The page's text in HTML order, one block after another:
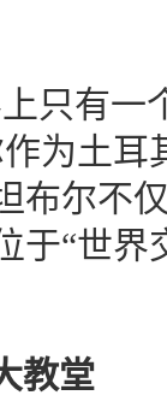
只有一
为土
布尔不
于“世
教堂